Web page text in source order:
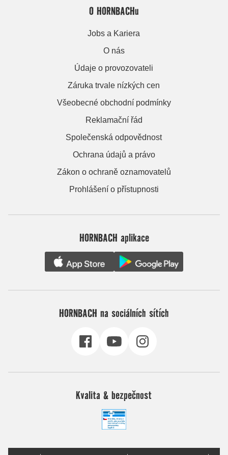
O HORNBACHu
Jobs a Kariera
O nás
Údaje o provozovateli
Záruka trvale nízkých cen
Všeobecné obchodní podmínky
Reklamační řád
Společenská odpovědnost
Ochrana údajů a právo
Zákon o ochraně oznamovatelů
Prohlášení o přístupnosti
HORNBACH aplikace
HORNBACH na sociálních sítích
Kvalita & bezpečnost